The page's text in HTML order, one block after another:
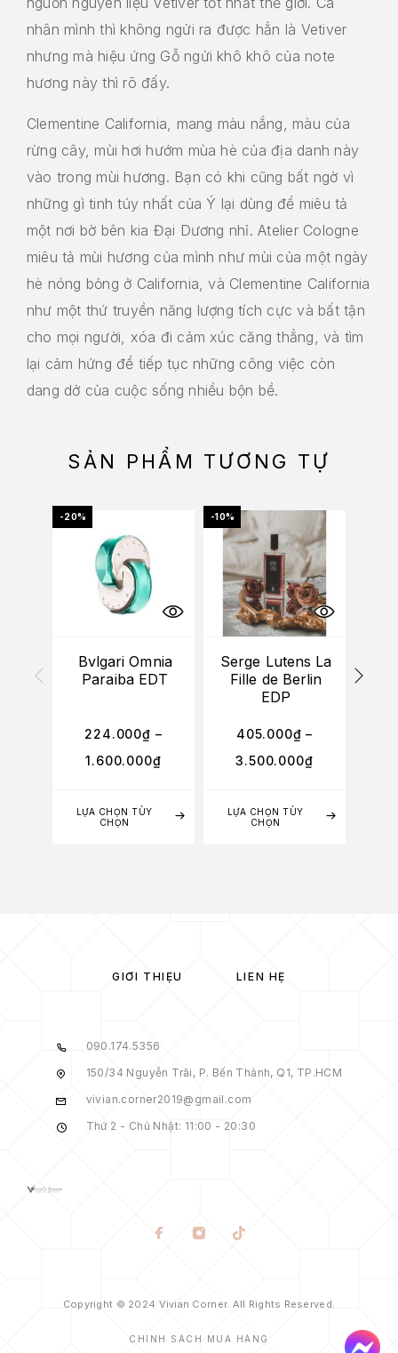
nhân mình thì không ngửi ra được hẳn là Vetiver
nhưng mà hiệu ứng Gỗ ngửi khô khô của note
hương này thì rõ đấy.
Clementine California, mang màu nắng, màu của
rừng cây, mùi hơi hướm mùa hè của địa danh này
vào trong mùi hương. Bạn có khi cũng bất ngờ vì
những gì tinh túy nhất của Ý lại dùng để miêu tả
một nơi bờ bên kia Đại Dương nhỉ. Atelier Cologne
miêu tả mùi hương của mình như mùi của một ngày
hè nóng bỏng ở California, và Clementine California
như một thứ truyền năng lượng tích cực và bất tận
cho mọi người, xóa đi cảm xúc căng thẳng, và tìm
lại cảm hứng để tiếp tục những công việc còn
dang dở của cuộc sống nhiều bộn bề.
SẢN PHẨM TƯƠNG TỰ
-20%
LỰA CHỌN TÙY
CHỌN
Bvlgari Omnia
Paraiba EDT
224.000₫ –
1.600.000₫
-10%
LỰA CHỌN TÙY
CHỌN
Serge Lutens La
Fille de Berlin
EDP
405.000₫ –
3.500.000₫
GIỚI THIỆU LIÊN HỆ
090.174.5356
150/34 Nguyễn Trãi, P. Bến Thành, Q1, TP.HCM
vivian.corner2019@gmail.com
Thứ 2 - Chủ Nhật: 11:00 - 20:30
Copyright © 2024 Vivian Corner. All Rights Reserved.
CHÍNH SÁCH MUA HÀNG